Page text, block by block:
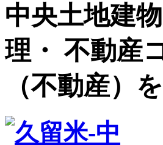
中央土地建
理・ 不動産
（不動産）